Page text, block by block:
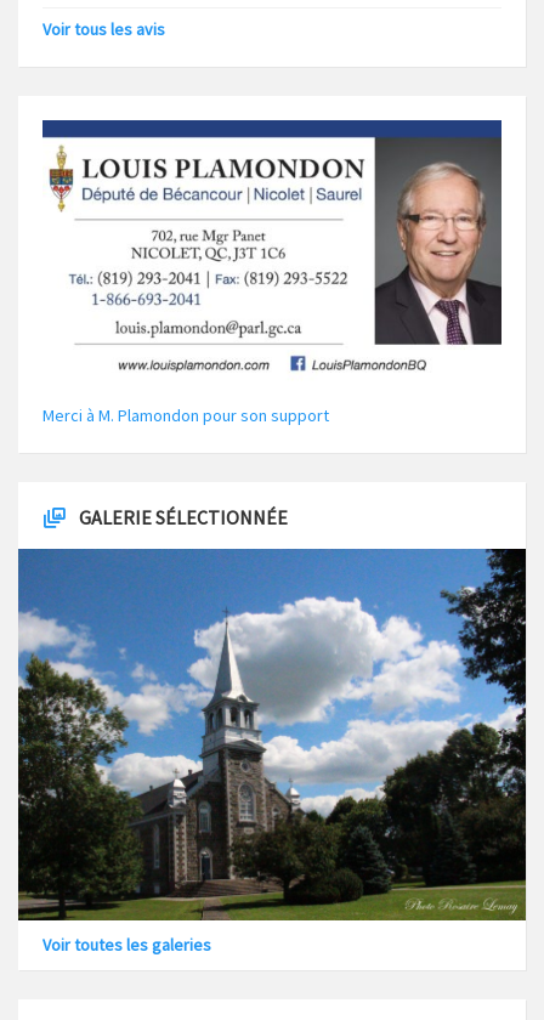
Voir tous les avis
Merci à M. Plamondon pour son support
GALERIE SÉLECTIONNÉE
Voir toutes les galeries